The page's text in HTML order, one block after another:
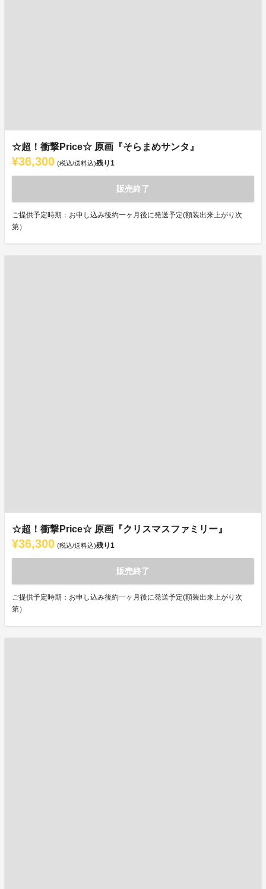
☆超！衝撃Price☆ 原画『そらまめサンタ』
¥36,300 (税込/送料込)残り1
販売終了
ご提供予定時期：お申し込み後約一ヶ月後に発送予定(額装出来上がり次
第）
☆超！衝撃Price☆ 原画『クリスマスファミリー』
¥36,300 (税込/送料込)残り1
販売終了
ご提供予定時期：お申し込み後約一ヶ月後に発送予定(額装出来上がり次
第）